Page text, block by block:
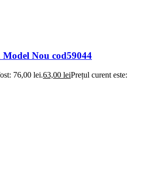
Nou cod59044
76,00 lei.63,00 leiPrețul curent este: